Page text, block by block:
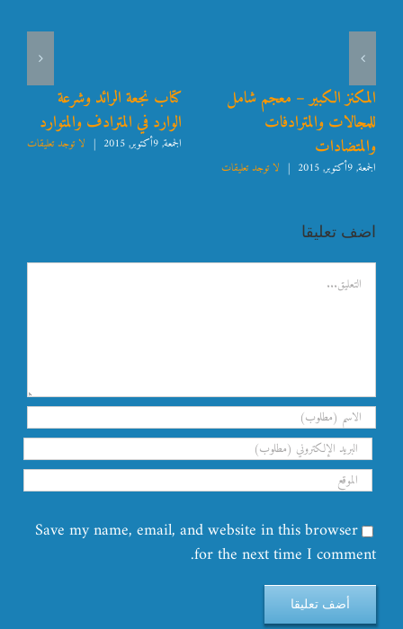
المكنز الكبير – معجم شامل
للمجالات والمترادفات
والمتضادات
الجمعة, 9أكتوبر, 2015 | لا توجد تعليقات
كتاب نجعة الرائد وشرعة
الوارد في المترادف والمتوارد
الجمعة, 9أكتوبر, 2015 | لا توجد تعليقات
اضف تعليقا
تعليق
Save my name, email, and website in this browser
for the next time I comment.